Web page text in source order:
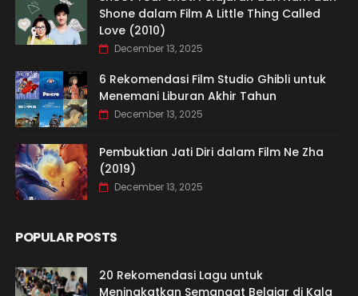
Shone dalam Film A Little Thing Called
Love (2010)
December 13, 2025
6 Rekomendasi Film Studio Ghibli untuk
Menemani Liburan Akhir Tahun
December 13, 2025
Pembuktian Jati Diri dalam Film Ne Zha
(2019)
December 13, 2025
POPULAR POSTS
20 Rekomendasi Lagu untuk
Meningkatkan Semangat Belajar di Kala